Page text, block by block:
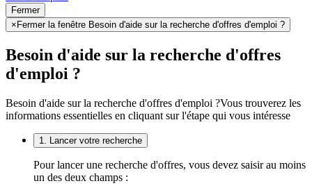
Fermer
× Fermer la fenêtre Besoin d'aide sur la recherche d'offres d'emploi ?
Besoin d'aide sur la recherche d'offres
d'emploi ?
Besoin d'aide sur la recherche d'offres d'emploi ?Vous trouverez les
informations essentielles en cliquant sur l'étape qui vous intéresse
1. Lancer votre recherche
Pour lancer une recherche d'offres, vous devez saisir au moins
un des deux champs :